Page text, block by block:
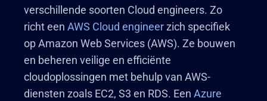
verschillende soorten Cloud engineers. Zo
richt een AWS Cloud engineerzich specifiek
op Amazon Web Services (AWS). Ze bouwen
en beheren veilige en efficiënte
cloudoplossingen met behulp van AWS-
diensten zoals EC2, S3 en RDS. Een Azure